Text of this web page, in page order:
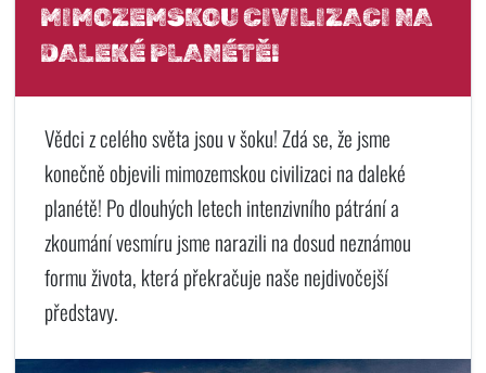
MIMOZEMSKOU CIVILIZACI NA
DALEKÉ PLANÉTĚ!
Vědci z celého světa jsou v šoku! Zdá se, že jsme
konečně objevili mimozemskou civilizaci na daleké
planétě! Po dlouhých letech intenzivního pátrání a
zkoumání vesmíru jsme narazili na dosud neznámou
formu života, která překračuje naše nejdivočejší
představy.